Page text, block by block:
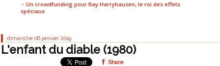
Un crowdfunding pour Ray Harryhausen, le roi des effets
spéciaux
dimanche 06 janvier 2019
L'enfant du diable (1980)
Share